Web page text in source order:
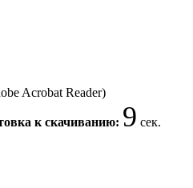
Acrobat Reader)
к скачиванию: 9 сек.